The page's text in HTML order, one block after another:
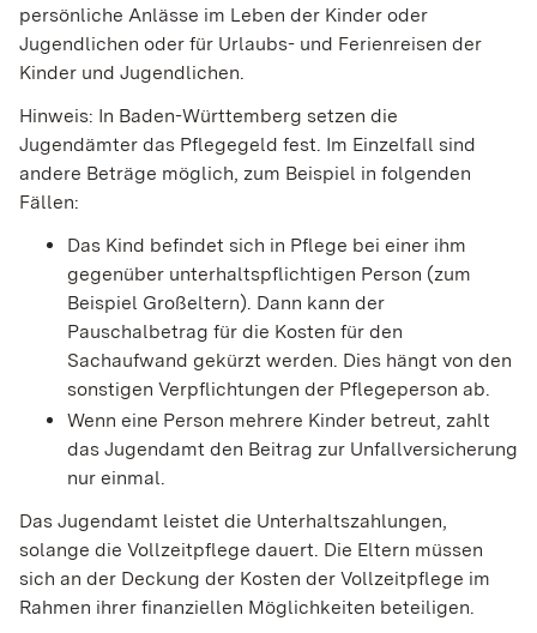
persönliche Anlässe im Leben der Kinder oder
Jugendlichen oder für Urlaubs- und Ferienreisen der
Kinder und Jugendlichen.
Hinweis: In Baden-Württemberg setzen die
Jugendämter das Pflegegeld fest. Im Einzelfall sind
andere Beträge möglich, zum Beispiel in folgenden
Fällen:
Das Kind befindet sich in Pflege bei einer ihm
gegenüber unterhaltspflichtigen Person (zum
Beispiel Großeltern). Dann kann der
Pauschalbetrag für die Kosten für den
Sachaufwand gekürzt werden. Dies hängt von den
sonstigen Verpflichtungen der Pflegeperson ab.
Wenn eine Person mehrere Kinder betreut, zahlt
das Jugendamt den Beitrag zur Unfallversicherung
nur einmal.
Das Jugendamt leistet die Unterhaltszahlungen,
solange die Vollzeitpflege dauert. Die Eltern müssen
sich an der Deckung der Kosten der Vollzeitpflege im
Rahmen ihrer finanziellen Möglichkeiten beteiligen.